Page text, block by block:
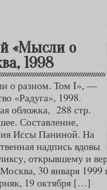
«Мысли о
1998
о разном. Том I», —
«Радуга», 1998.
обложка, 288 стр.
Составление,
Иссы Паниной. На
надпись вдовы
открывшему и
30 января 1999
19 октября […]